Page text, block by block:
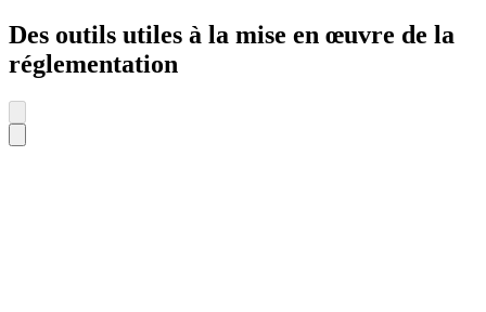
Des outils utiles à la mise en œuvre de la
réglementation